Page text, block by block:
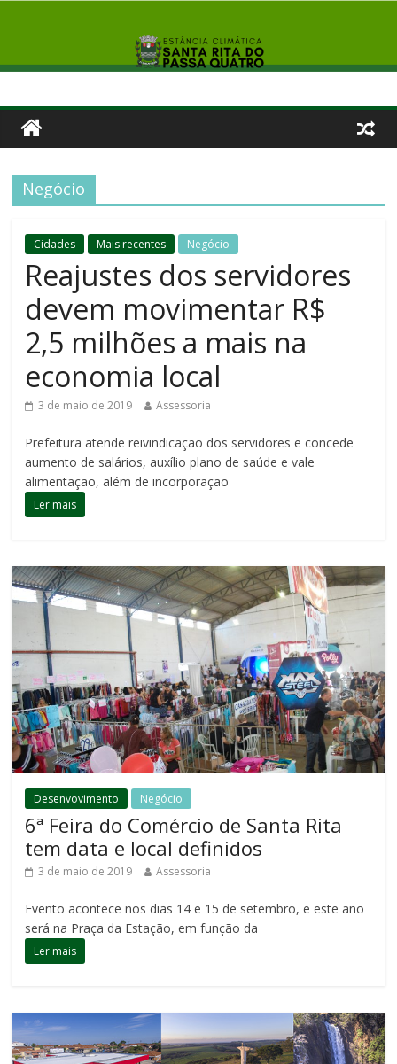
Negócio
Cidades Mais recentes Negócio
Reajustes dos servidores
devem movimentar R$
2,5 milhões a mais na
economia local
3 de maio de 2019 Assessoria
Prefeitura atende reivindicação dos servidores e concede
aumento de salários, auxílio plano de saúde e vale
alimentação, além de incorporação
Ler mais
Desenvovimento Negócio
6ª Feira do Comércio de Santa Rita
tem data e local definidos
3 de maio de 2019 Assessoria
Evento acontece nos dias 14 e 15 de setembro, e este ano
será na Praça da Estação, em função da
Ler mais